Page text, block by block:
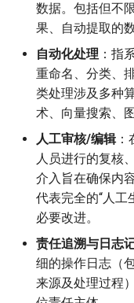
数据。包括但不
果、自动提取的
自动化处理 ：指
重命名、分类、
类处理涉及多种
术、向量搜索、
人工审核/编辑：
人员进行的复核
介入旨在确保内
代表完全的“人工
必要改进。
责任追溯与日志
细的操作日志（
来源及处理过程